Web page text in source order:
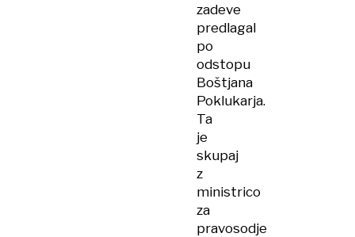
zadeve
predlagal
po
odstopu
Boštjana
Poklukarja.
Ta
je
skupaj
z
ministrico
za
pravosodje